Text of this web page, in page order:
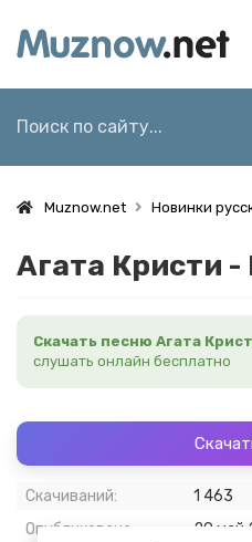
Muznow.net Новинки
Агата Кристи -
Скачать песню Агата
слушать онлайн бесплатно
Скачиваний:
1 463
Опубликовано:
29 май